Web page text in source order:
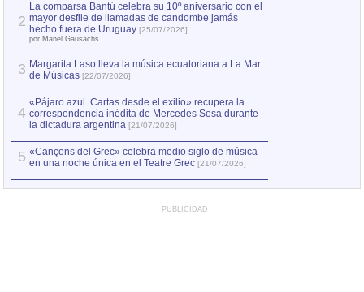
2
La comparsa Bantú celebra su 10º aniversario con el
mayor desfile de llamadas de candombe jamás
hecho fuera de Uruguay [25/07/2026]
por Manel Gausachs
3 Margarita Laso lleva la música ecuatoriana a La Mar
de Músicas [22/07/2026]
4
«Pájaro azul. Cartas desde el exilio» recupera la
correspondencia inédita de Mercedes Sosa durante
la dictadura argentina [21/07/2026]
5 «Cançons del Grec» celebra medio siglo de música
en una noche única en el Teatre Grec [21/07/2026]
PUBLICIDAD